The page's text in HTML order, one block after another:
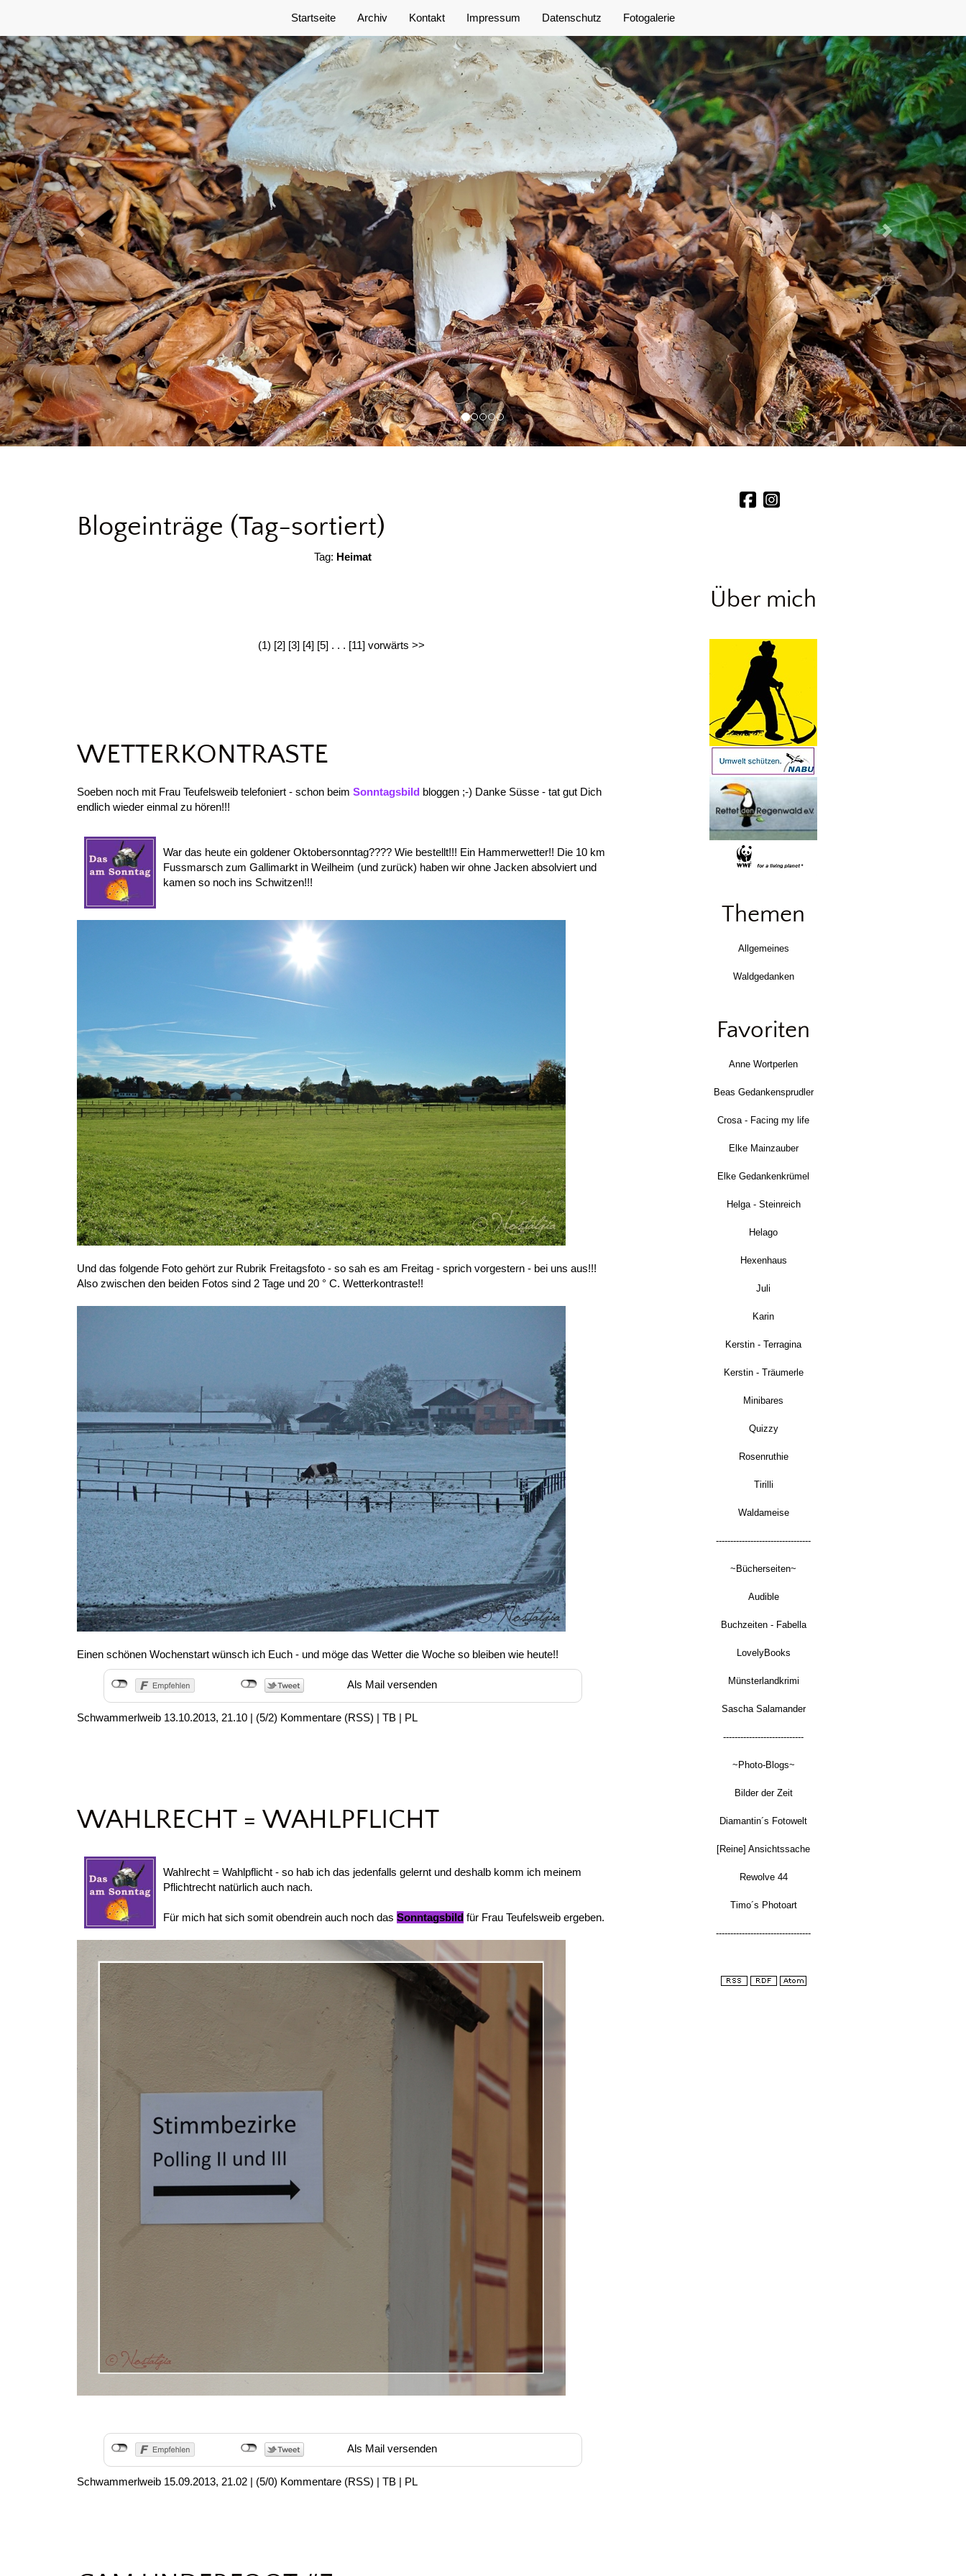
Startseite Archiv Kontakt Impressum Datenschutz Fotogalerie
Blogeinträge (Tag-sortiert)
Tag: Heimat
(1) [2] [3] [4] [5] . . . [11] vorwärts >>
WETTERKONTRASTE
Soeben noch mit Frau Teufelsweib telefoniert - schon beim Sonntagsbild bloggen ;-) Danke Süsse - tat gut Dich
endlich wieder einmal zu hören!!!
War das heute ein goldener Oktobersonntag???? Wie bestellt!!! Ein Hammerwetter!! Die 10 km
Fussmarsch zum Gallimarkt in Weilheim (und zurück) haben wir ohne Jacken absolviert und
kamen so noch ins Schwitzen!!!
Und das folgende Foto gehört zur Rubrik Freitagsfoto - so sah es am Freitag - sprich vorgestern - bei uns aus!!!
Also zwischen den beiden Fotos sind 2 Tage und 20 ° C. Wetterkontraste!!
Einen schönen Wochenstart wünsch ich Euch - und möge das Wetter die Woche so bleiben wie heute!!
Als Mail versenden
Schwammerlweib 13.10.2013, 21.10 | (5/2) Kommentare (RSS) | TB | PL
WAHLRECHT = WAHLPFLICHT
Wahlrecht = Wahlpflicht - so hab ich das jedenfalls gelernt und deshalb komm ich meinem
Pflichtrecht natürlich auch nach.
Für mich hat sich somit obendrein auch noch das Sonntagsbild für Frau Teufelsweib ergeben.
Als Mail versenden
Schwammerlweib 15.09.2013, 21.02 | (5/0) Kommentare (RSS) | TB | PL
Über mich
Themen
Allgemeines
Waldgedanken
Favoriten
Anne Wortperlen
Beas Gedankensprudler
Crosa - Facing my life
Elke Mainzauber
Elke Gedankenkrümel
Helga - Steinreich
Helago
Hexenhaus
Juli
Karin
Kerstin - Terragina
Kerstin - Träumerle
Minibares
Quizzy
Rosenruthie
Tirilli
Waldameise
---------------------------------
~Bücherseiten~
Audible
Buchzeiten - Fabella
LovelyBooks
Münsterlandkrimi
Sascha Salamander
----------------------------
~Photo-Blogs~
Bilder der Zeit
Diamantin´s Fotowelt
[Reine] Ansichtssache
Rewolve 44
Timo´s Photoart
---------------------------------